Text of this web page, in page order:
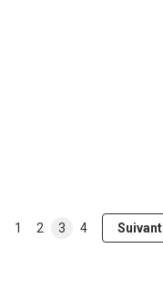
1 2 3 4 Suivant